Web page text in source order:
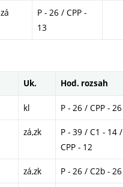
zá
P - 26 / CPP -
13
Uk. Hod. rozsah
kl P - 26 / CPP - 26
zá,zk
P - 39 / C1 - 14 /
CPP - 12
zá,zk P - 26 / C2b - 26